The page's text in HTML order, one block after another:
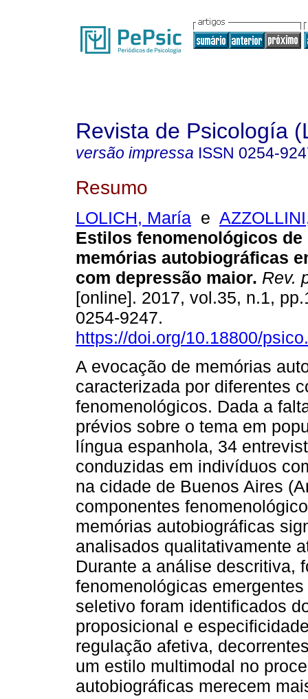
Revista de Psicología
versão impressa ISSN 0254-
Resumo
LOLICH, María e
Estilos fenomenológicos de
memórias autobiográficas
com depressão maior. Rev.
[online]. 2017, vol.35, n.1,
0254-9247.
https://doi.org/10.18800/
A evocação de memórias
caracterizada por diferentes
fenomenológicos. Dada a
prévios sobre o tema em
língua espanhola, 34
conduzidas em indivíduos
na cidade de Buenos Aires
componentes
memórias autobiográficas
analisados qualitativamente
Durante a análise descritiva,
fenomenológicas
seletivo foram identificados
proposicional e
regulação afetiva,
um estilo multimodal no
autobiográficas merecem